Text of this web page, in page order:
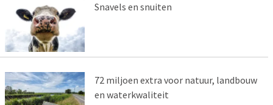
Snavels en snuiten
72 miljoen extra voor natuur, landbouw
en waterkwaliteit